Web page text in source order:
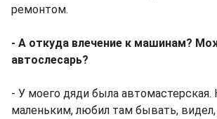
ремонтом.
- А откуда влечение к машинам?
автослесарь?
- У моего дяди была автомастерская.
маленьким, любил там бывать, видел,